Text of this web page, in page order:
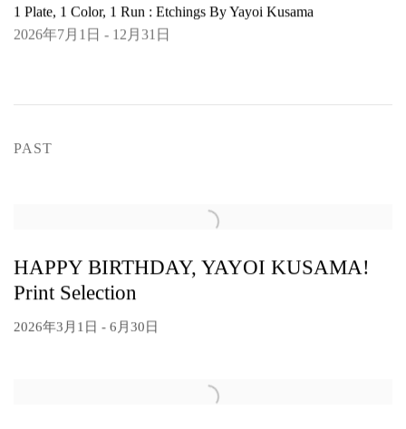
1 Plate, 1 Color, 1 Run : Etchings By Yayoi Kusama
2026年7月1日 - 12月31日
PAST
HAPPY BIRTHDAY, YAYOI KUSAMA!
Print Selection
2026年3月1日 - 6月30日